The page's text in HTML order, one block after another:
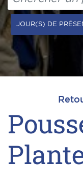
JOUR(S) DE